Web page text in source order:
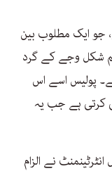
جو ایک مطلوب بین
ہم شکل وجے کے گرد
پولیس اسے اس
کرتی ہے جب یہ
نے الزام